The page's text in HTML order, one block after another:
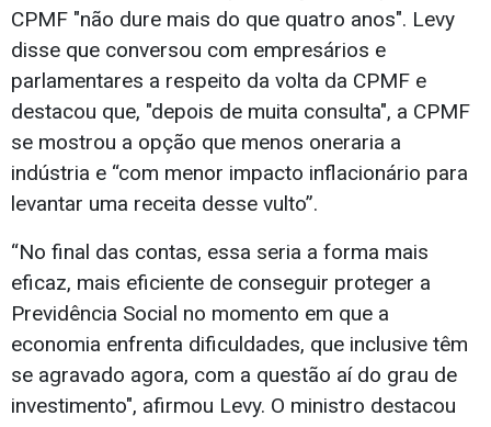
CPMF "não dure mais do que quatro anos". Levy
disse que conversou com empresários e
parlamentares a respeito da volta da CPMF e
destacou que, "depois de muita consulta", a CPMF
se mostrou a opção que menos oneraria a
indústria e “com menor impacto inflacionário para
levantar uma receita desse vulto”.
“No final das contas, essa seria a forma mais
eficaz, mais eficiente de conseguir proteger a
Previdência Social no momento em que a
economia enfrenta dificuldades, que inclusive têm
se agravado agora, com a questão aí do grau de
investimento", afirmou Levy. O ministro destacou